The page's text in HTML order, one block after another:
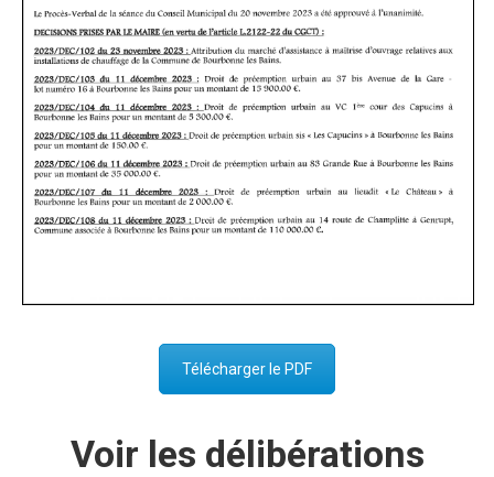
Télécharger le PDF
Voir les délibérations